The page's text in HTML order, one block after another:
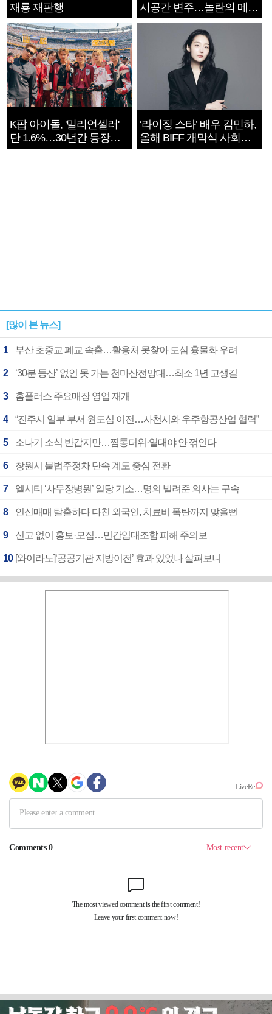
재룡 재판행
시공간 변주…놀란의 메시
지는 ‘전쟁 속죄’
K팝 아이돌, '밀리언셀러'
단 1.6%…30년간 등장
1182개팀 전수조사
‘라이징 스타’ 배우 김민하,
올해 BIFF 개막식 사회자
확정
[많이 본 뉴스]
1 부산 초중교 폐교 속출…활용처 못찾아 도심 흉물화 우려
2 ‘30분 등산’ 없인 못 가는 천마산전망대…최소 1년 고생길
3 홈플러스 주요매장 영업 재개
4 “진주시 일부 부서 원도심 이전…사천시와 우주항공산업 협력”
5 소나기 소식 반갑지만…찜통더위·열대야 안 꺾인다
6 창원시 불법주정차 단속 계도 중심 전환
7 엘시티 ‘사무장병원’ 일당 기소…명의 빌려준 의사는 구속
8 인신매매 탈출하다 다친 외국인, 치료비 폭탄까지 맞을뻔
9 신고 없이 홍보·모집…민간임대조합 피해 주의보
10 [와이라노]‘공공기관 지방이전’ 효과 있었나 살펴보니